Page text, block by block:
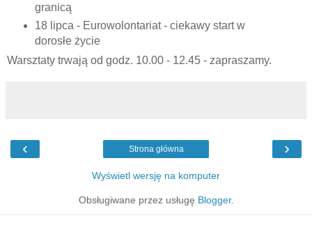
granicą
18 lipca - Eurowolontariat - ciekawy start w
dorosłe życie
Warsztaty trwają od godz. 10.00 - 12.45 - zapraszamy.
‹ ›
Strona główna
Wyświetl wersję na komputer
Obsługiwane przez usługę Blogger.